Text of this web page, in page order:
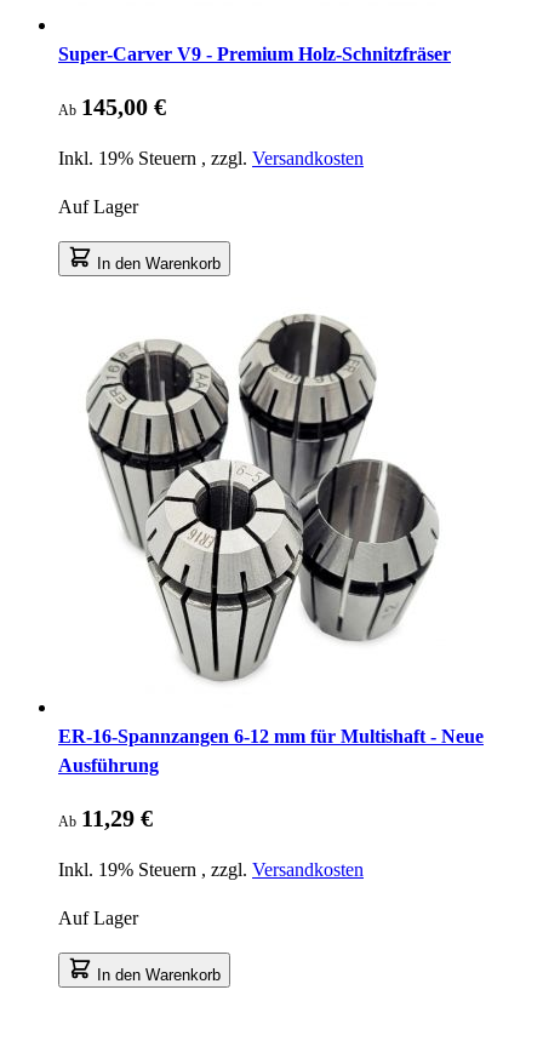
Super-Carver V9 - Premium Holz-Schnitzfräser
Ab 145,00 €
Inkl. 19% Steuern , zzgl. Versandkosten
Auf Lager
In den Warenkorb
ER-16-Spannzangen 6-12 mm für Multishaft - Neue
Ausführung
Ab 11,29 €
Inkl. 19% Steuern , zzgl. Versandkosten
Auf Lager
In den Warenkorb